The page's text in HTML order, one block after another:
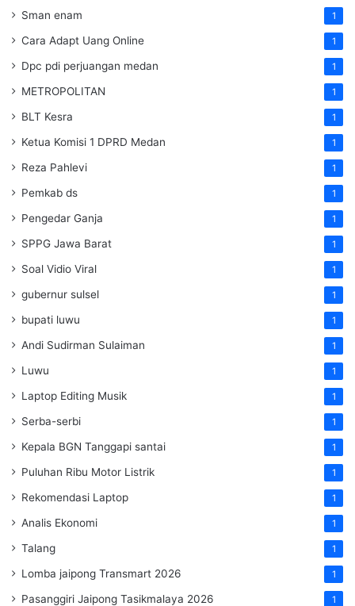
Sman enam 1
Cara Adapt Uang Online 1
Dpc pdi perjuangan medan 1
METROPOLITAN 1
BLT Kesra 1
Ketua Komisi 1 DPRD Medan 1
Reza Pahlevi 1
Pemkab ds 1
Pengedar Ganja 1
SPPG Jawa Barat 1
Soal Vidio Viral 1
gubernur sulsel 1
bupati luwu 1
Andi Sudirman Sulaiman 1
Luwu 1
Laptop Editing Musik 1
Serba-serbi 1
Kepala BGN Tanggapi santai 1
Puluhan Ribu Motor Listrik 1
Rekomendasi Laptop 1
Analis Ekonomi 1
Talang 1
Lomba jaipong Transmart 2026 1
Pasanggiri Jaipong Tasikmalaya 2026 1